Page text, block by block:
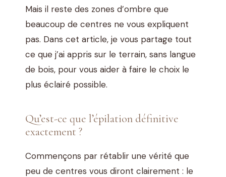
Mais il reste des zones d’ombre que
beaucoup de centres ne vous expliquent
pas. Dans cet article, je vous partage tout
ce que j’ai appris sur le terrain, sans langue
de bois, pour vous aider à faire le choix le
plus éclairé possible.
Qu’est-ce que l’épilation définitive
exactement ?
Commençons par rétablir une vérité que
peu de centres vous diront clairement : le